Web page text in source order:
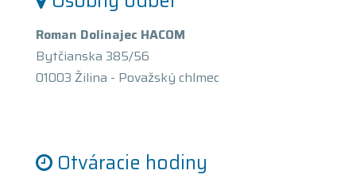
Roman Dolinajec HACOM
Bytčianska 385/56
01003 Žilina - Považský chlmec
Otváracie hodiny